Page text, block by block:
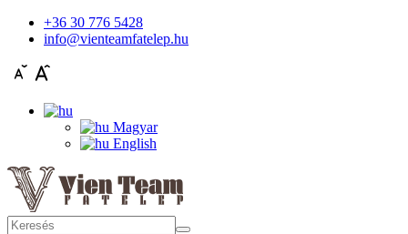
+36 30 776 5428
info@vienteamfatelep.hu
Magyar
English